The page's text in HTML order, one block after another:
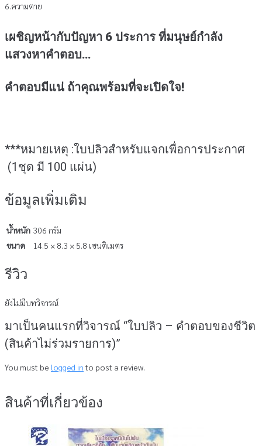
6.ความตาย
เผชิญหน้ากับปัญหา 6 ประการ ที่มนุษย์กำลัง
แสวงหาคำตอบ…
คำตอบมีแน่ ถ้าคุณพร้อมที่จะเปิดใจ!
***หมายเหตุ :ใบปลิวสำหรับแจกเพื่อการประกาศ
(1ชุด มี 100 แผ่น)
ข้อมูลเพิ่มเติม
น้ำหนัก 306 กรัม
ขนาด
14.5 × 8.3 × 5.8 เซนติเมตร
รีวิว
ยังไม่มีบทวิจารณ์
มาเป็นคนแรกที่วิจารณ์ “ใบปลิว – คำตอบของชีวิต
(สินค้าไม่ร่วมรายการ)”
You must be logged into post a review.
สินค้าที่เกี่ยวข้อง